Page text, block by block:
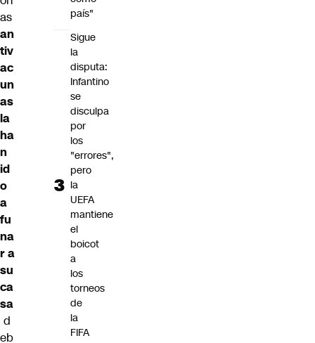
as
an
tiv
ac
un
as
la
ha
n
id
o
a
fu
na
r a
su
ca
sa
d
eb
país"
Sigue
la
disputa:
Infantino
se
disculpa
por
los
"errores",
pero
la
UEFA
mantiene
el
boicot
a
los
torneos
de
la
FIFA